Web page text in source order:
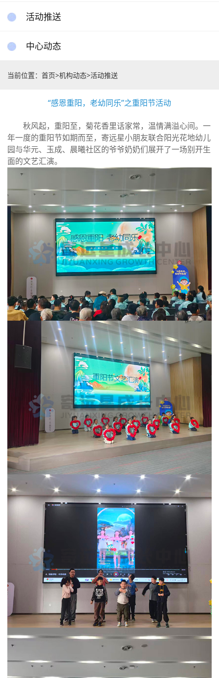
活动推送
中心动态
当前位置： 首页>机构动态>活动推送
“感恩重阳，老幼同乐”之重阳节活动
秋风起，重阳至，菊花香里话家常，温情满溢心间。一
年一度的重阳节如期而至，寄远星小朋友联合阳光花地幼儿
园与华元、玉成、晨曦社区的爷爷奶奶们展开了一场别开生
面的文艺汇演。